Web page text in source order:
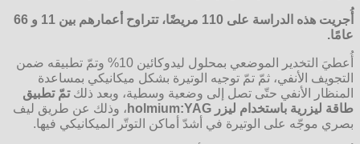
أُجريت هذه الدراسة على 110 مريضًا، تتراوح أعمارهم بين 11 و 66
عامًا.
أُعطيَ التخدير الموضعي بمحلول ليدوكائين 10% وتمّ تطبيقه ضمن
التجويف الأنفي، ثمّ تمّ توجيه الوتيرة بشكل ميكانيكي بمساعدة
المنظار الأنفي حتّى تصل إلى وضعية وسطية، وبعد ذلكتمّ تطبيق
طاقة ليزرية باستخدام ليزر
، وذلك عن طريق ليف
بصري موجّه على الوتيرة في أشدّ أماكن التوتّر الميكانيكي فيها.